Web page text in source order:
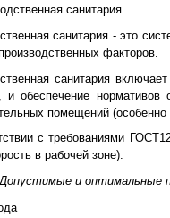
санитария.
санитария - это
факторов.
санитария
и обеспечение
помещений
с требованиями
в рабочей зоне).
и оптимальные